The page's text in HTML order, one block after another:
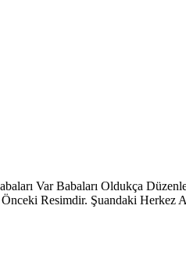
Var Babaları Oldukça
Resimdir. Şuandaki Herkez